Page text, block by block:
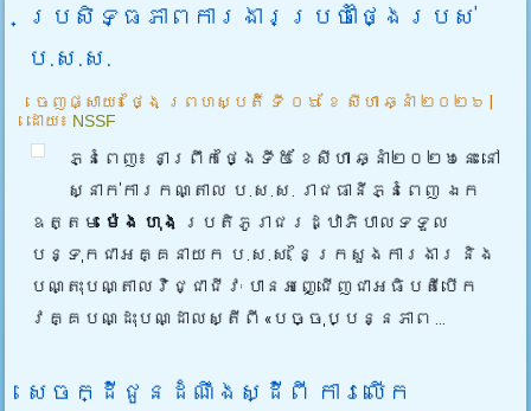
ប្រសិទ្ធភាពការងារប្រចាំថ្ងៃរបស់
ប.ស.ស.
ចេញផ្សាយ៖ ថ្ងៃ ព្រហស្បតិ៍ ទី ០៦ ខែ សីហា ឆ្នាំ ២០២៦
ដោយ៖ NSSF
ភ្នំពេញ៖ នាព្រឹកថ្ងៃទី៥ ខែសីហា ឆ្នាំ២០២៦នេះ នៅ
ស្នាក់ការកណ្តាល ប.ស.ស. រាជធានីភ្នំពេញ ឯក
ឧត្តម ម៉េង ហុង ប្រតិភូរាជរដ្ឋាភិបាលទទួល
បន្ទុកជាអគ្គនាយក ប.ស.ស. នៃក្រសួងការងារ និង
បណ្តុះបណ្តាលវិជ្ជាជីវៈ បានអញ្ជើញជាអធិបតីបើក
វគ្គបណ្ដុះបណ្ដាលស្តីពី «បច្ចុប្បន្នភាព...
សេចក្ដីជូនដំណឹងស្ដីពី ការលើក